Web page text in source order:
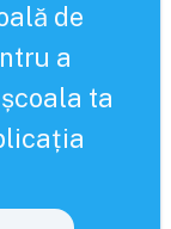
de
a
ta